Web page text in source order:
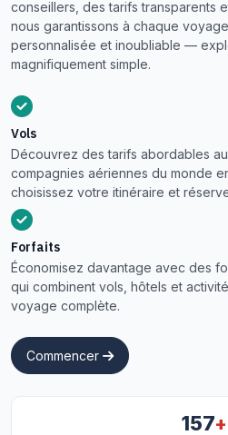
conseillers, des tarifs transparents
nous garantissons à chaque
personnalisée et inoubliable —
magnifiquement simple.
Vols
Découvrez des tarifs abordables
compagnies aériennes du monde
choisissez votre itinéraire et
Forfaits
Économisez davantage avec des
qui combinent vols, hôtels et
voyage complète.
Commencer
157+